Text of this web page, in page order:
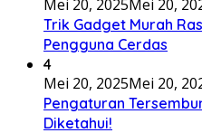
Mei 20, 2025Mei 20,
Trik Gadget Murah
Pengguna Cerdas
4
Mei 20, 2025Mei 20,
Pengaturan
Diketahui!